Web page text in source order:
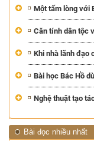
Một tấm lòng với
Căn tính dân tộc
Khi nhà lãnh đạo
Bài học Bác Hồ
Nghệ thuật tạo
Bài đọc nhiều nhất